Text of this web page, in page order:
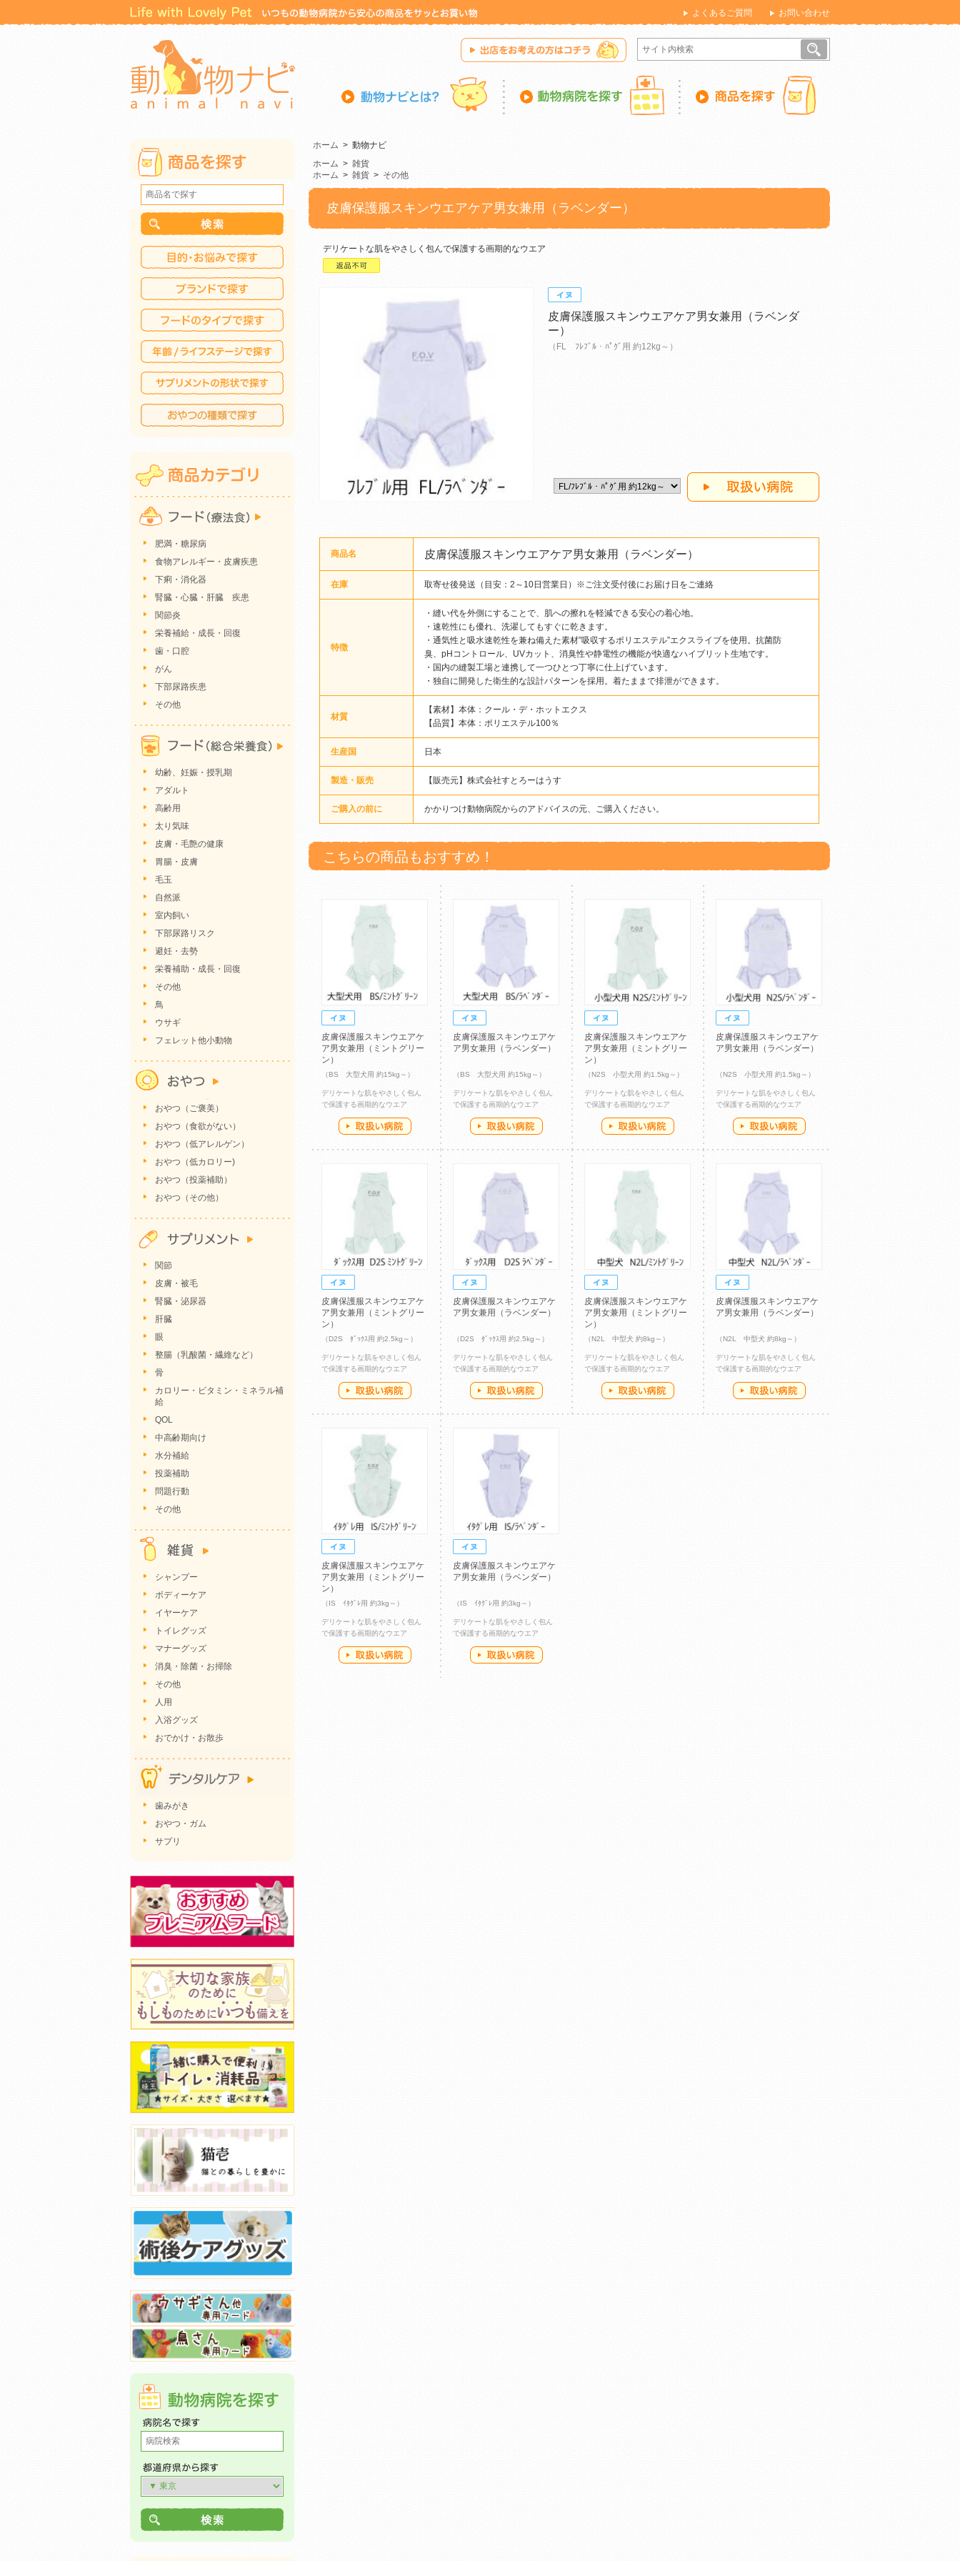
よくあるご質問 お問い合わせ
ホーム > 動物ナビ
ホーム > 雑貨
ホーム > 雑貨 > その他
皮膚保護服スキンウエアケア男女兼用（ラベンダー）
デリケートな肌をやさしく包んで保護する画期的なウエア
皮膚保護服スキンウエアケア男女兼用（ラベンダ
ー）
（FL ﾌﾚﾌﾞﾙ・ﾊﾟｸﾞ用 約12kg～）
商品名 皮膚保護服スキンウエアケア男女兼用（ラベンダー）
在庫 取寄せ後発送（目安：2～10日営業日）※ご注文受付後にお届け日をご連絡
特徴
・縫い代を外側にすることで、肌への擦れを軽減できる安心の着心地。
・速乾性にも優れ、洗濯してもすぐに乾きます。
・通気性と吸水速乾性を兼ね備えた素材”吸収するポリエステル”エクスライブを使用。抗菌防
臭、pHコントロール、UVカット、消臭性や静電性の機能が快適なハイブリット生地です。
・国内の縫製工場と連携して一つひとつ丁寧に仕上げています。
・独自に開発した衛生的な設計パターンを採用。着たままで排泄ができます。
材質
【素材】本体：クール・デ・ホットエクス
【品質】本体：ポリエステル100％
生産国 日本
製造・販売 【販売元】株式会社すとろーはうす
ご購入の前に かかりつけ動物病院からのアドバイスの元、ご購入ください。
こちらの商品もおすすめ！
皮膚保護服スキンウエアケ
ア男女兼用（ミントグリー
ン）
（BS 大型犬用 約15kg～）
デリケートな肌をやさしく包ん
で保護する画期的なウエア
皮膚保護服スキンウエアケ
ア男女兼用（ラベンダー）
（BS 大型犬用 約15kg～）
デリケートな肌をやさしく包ん
で保護する画期的なウエア
皮膚保護服スキンウエアケ
ア男女兼用（ミントグリー
ン）
（N2S 小型犬用 約1.5kg～）
デリケートな肌をやさしく包ん
で保護する画期的なウエア
皮膚保護服スキンウエアケ
ア男女兼用（ラベンダー）
（N2S 小型犬用 約1.5kg～）
デリケートな肌をやさしく包ん
で保護する画期的なウエア
皮膚保護服スキンウエアケ
ア男女兼用（ミントグリー
ン）
（D2S ﾀﾞｯｸｽ用 約2.5kg～）
デリケートな肌をやさしく包ん
で保護する画期的なウエア
皮膚保護服スキンウエアケ
ア男女兼用（ラベンダー）
（D2S ﾀﾞｯｸｽ用 約2.5kg～）
デリケートな肌をやさしく包ん
で保護する画期的なウエア
皮膚保護服スキンウエアケ
ア男女兼用（ミントグリー
ン）
（N2L 中型犬 約8kg～）
デリケートな肌をやさしく包ん
で保護する画期的なウエア
皮膚保護服スキンウエアケ
ア男女兼用（ラベンダー）
（N2L 中型犬 約8kg～）
デリケートな肌をやさしく包ん
で保護する画期的なウエア
皮膚保護服スキンウエアケ
ア男女兼用（ミントグリー
ン）
（IS ｲﾀｸﾞﾚ用 約3kg～）
デリケートな肌をやさしく包ん
で保護する画期的なウエア
皮膚保護服スキンウエアケ
ア男女兼用（ラベンダー）
（IS ｲﾀｸﾞﾚ用 約3kg～）
デリケートな肌をやさしく包ん
で保護する画期的なウエア
肥満・糖尿病
食物アレルギー・皮膚疾患
下痢・消化器
腎臓・心臓・肝臓 疾患
関節炎
栄養補給・成長・回復
歯・口腔
がん
下部尿路疾患
その他
幼齢、妊娠・授乳期
アダルト
高齢用
太り気味
皮膚・毛艶の健康
胃腸・皮膚
毛玉
自然派
室内飼い
下部尿路リスク
避妊・去勢
栄養補助・成長・回復
その他
鳥
ウサギ
フェレット他小動物
おやつ（ご褒美）
おやつ（食欲がない）
おやつ（低アレルゲン）
おやつ（低カロリー)
おやつ（投薬補助）
おやつ（その他）
関節
皮膚・被毛
腎臓・泌尿器
肝臓
眼
整腸（乳酸菌・繊維など）
骨
カロリー・ビタミン・ミネラル補
給
QOL
中高齢期向け
水分補給
投薬補助
問題行動
その他
シャンプー
ボディーケア
イヤーケア
トイレグッズ
マナーグッズ
消臭・除菌・お掃除
その他
人用
入浴グッズ
おでかけ・お散歩
歯みがき
おやつ・ガム
サプリ